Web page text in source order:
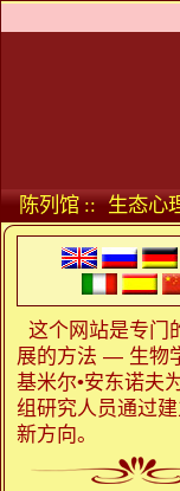
陈列馆 :: 生态心
这个网站是专门
展的方法 — 生物
基米尔•安东诺夫
组研究人员通过
新方向。